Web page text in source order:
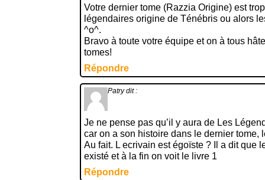
Votre dernier tome (Razzia Origine) est
légendaires origine de Ténébris ou alors
^o^.
Bravo à toute votre équipe et on à tous
tomes!
Répondre
Patry dit :
Je ne pense pas qu’il y aura de Les
car on a son histoire dans le dernier tome,
Au fait. L ecrivain est égoïste ? Il a dit que
existé et à la fin on voit le livre 1
Répondre